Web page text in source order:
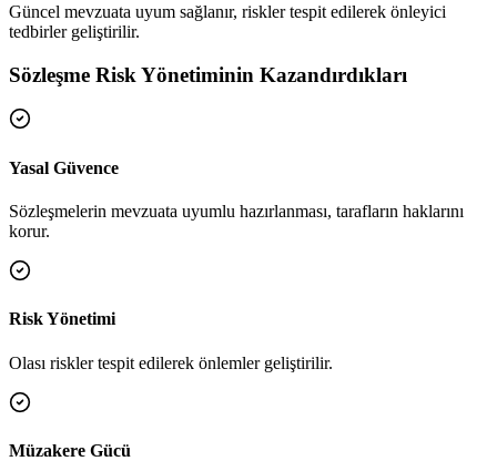
Güncel mevzuata uyum sağlanır, riskler tespit edilerek önleyici
tedbirler geliştirilir.
Sözleşme Risk Yönetiminin Kazandırdıkları
Yasal Güvence
Sözleşmelerin mevzuata uyumlu hazırlanması, tarafların haklarını
korur.
Risk Yönetimi
Olası riskler tespit edilerek önlemler geliştirilir.
Müzakere Gücü